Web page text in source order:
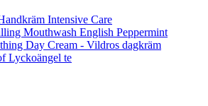
Intensive Care
Mouthwash English Peppermint
Day Cream - Vildros dagkräm
Lyckoängel te